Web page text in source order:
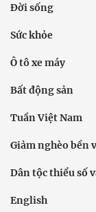
Đời sống
Sức khỏe
Ô tô xe máy
Bất động sản
Tuần Việt Nam
Giảm nghèo bền
Dân tộc thiểu số
English